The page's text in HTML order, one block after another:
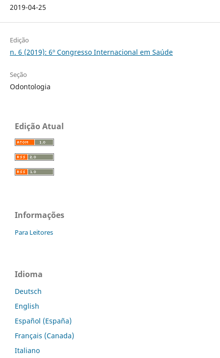
2019-04-25
Edição
n. 6 (2019): 6º Congresso Internacional em Saúde
Seção
Odontologia
Edição Atual
Informações
Para Leitores
Idioma
Deutsch
English
Español (España)
Français (Canada)
Italiano